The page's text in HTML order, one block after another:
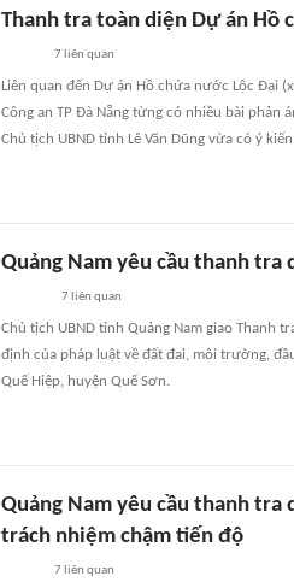
Thanh tra toàn diện Dự án Hồ
7 liên quan
Liên quan đến Dự án Hồ chứa nước Lộc Đại
Công an TP Đà Nẵng từng có nhiều bài phản
Chủ tịch UBND tỉnh Lê Văn Dũng vừa có ý
Quảng Nam yêu cầu thanh
7 liên quan
Chủ tịch UBND tỉnh Quảng Nam giao Thanh
định của pháp luật về đất đai, môi trường,
Quế Hiệp, huyện Quế Sơn.
Quảng Nam yêu cầu thanh
trách nhiệm chậm tiến độ
7 liên quan